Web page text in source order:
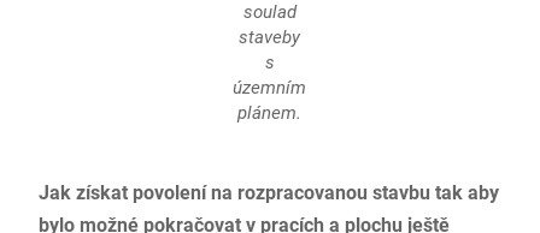
soulad
staveby
s
územním
plánem.
Jak získat povolení na rozpracovanou stavbu tak aby
bylo možné pokračovat v pracích a plochu ještě